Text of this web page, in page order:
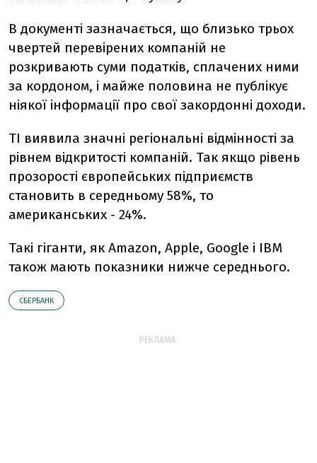
В документі зазначається, що близько трьох
чвертей перевірених компаній не
розкривають суми податків, сплачених ними
за кордоном, і майже половина не публікує
ніякої інформації про свої закордонні доходи.
TI виявила значні регіональні відмінності за
рівнем відкритості компаній. Так якщо рівень
прозорості європейських підприємств
становить в середньому 58%, то
американських - 24%.
Такі гіганти, як Amazon, Apple, Google і IBM
також мають показники нижче середнього.
СБЕРБАНК
РЕКЛАМА: